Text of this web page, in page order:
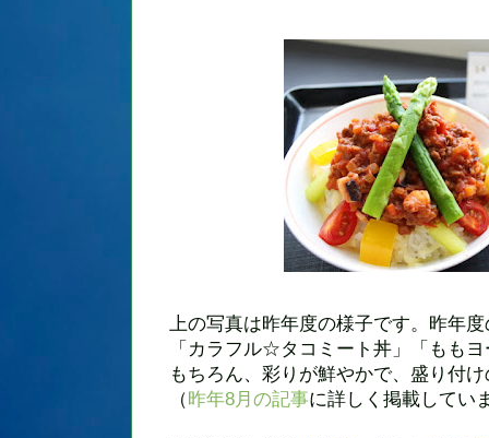
上の写真は昨年度の様子です。昨年
「カラフル☆タコミート丼」「もも
もちろん、彩りが鮮やかで、盛り付
（昨年8月の記事に詳しく掲載してい